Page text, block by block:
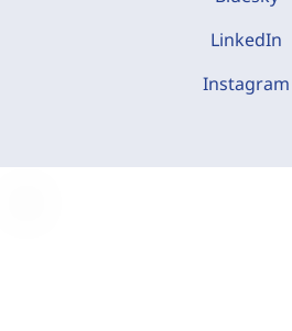
LinkedIn
Instagram